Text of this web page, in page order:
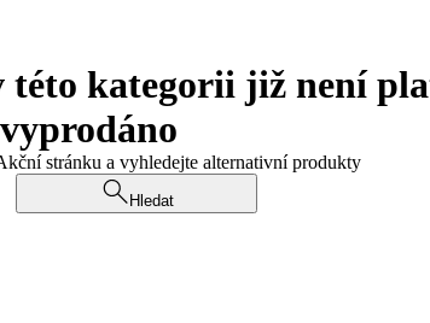
kategorii již není
stránku a vyhledejte alternativní produkty
Hledat